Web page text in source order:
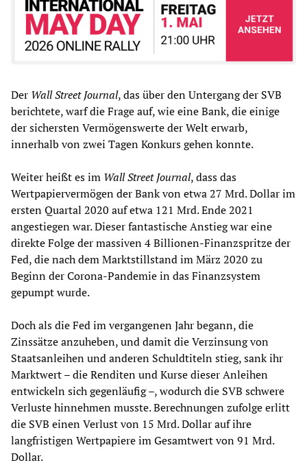
Der Wall Street Journal, das über den Untergang der SVB
berichtete, warf die Frage auf, wie eine Bank, die einige
der sichersten Vermögenswerte der Welt erwarb,
innerhalb von zwei Tagen Konkurs gehen konnte.
Weiter heißt es im Wall Street Journal, dass das
Wertpapiervermögen der Bank von etwa 27 Mrd. Dollar im
ersten Quartal 2020 auf etwa 121 Mrd. Ende 2021
angestiegen war. Dieser fantastische Anstieg war eine
direkte Folge der massiven 4 Billionen-Finanzspritze der
Fed, die nach dem Marktstillstand im März 2020 zu
Beginn der Corona-Pandemie in das Finanzsystem
gepumpt wurde.
Doch als die Fed im vergangenen Jahr begann, die
Zinssätze anzuheben, und damit die Verzinsung von
Staatsanleihen und anderen Schuldtiteln stieg, sank ihr
Marktwert – die Renditen und Kurse dieser Anleihen
entwickeln sich gegenläufig –, wodurch die SVB schwere
Verluste hinnehmen musste. Berechnungen zufolge erlitt
die SVB einen Verlust von 15 Mrd. Dollar auf ihre
langfristigen Wertpapiere im Gesamtwert von 91 Mrd.
Dollar.